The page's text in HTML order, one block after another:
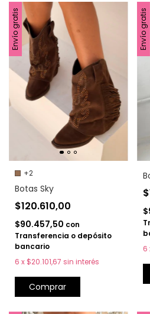
Envío gratis
+2
Botas Sky
$120.610,00
$90.457,50 con
Transferencia o depósito
bancario
6 x $20.101,67 sin interés
Comprar
Envío gratis
6